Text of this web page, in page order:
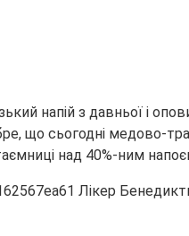
напій з давньої і
що сьогодні медово-
над 40%-ним